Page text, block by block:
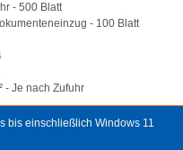
- 500 Blatt
- 100 Blatt
- Je nach Zufuhr
bis einschließlich Windows 11